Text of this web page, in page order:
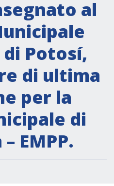
Latina e Caraibi
dell’uguaglianza di
al
Potosí,
di ultima
per la
di
EMPP.